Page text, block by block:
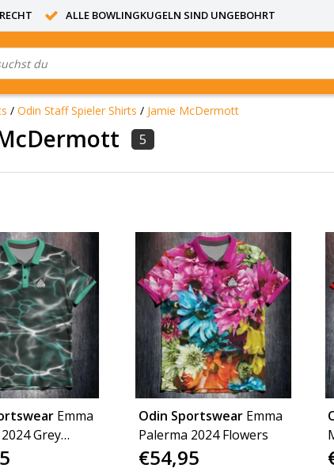
ALLE BOWLINGKUGELN SIND UNGEBOHRT
/ Odin Staff Spieler Shirts / Jamie McDermott
5
Emma
Grey
Odin Sportswear Emma
Palerma 2024 Flowers
€54,95